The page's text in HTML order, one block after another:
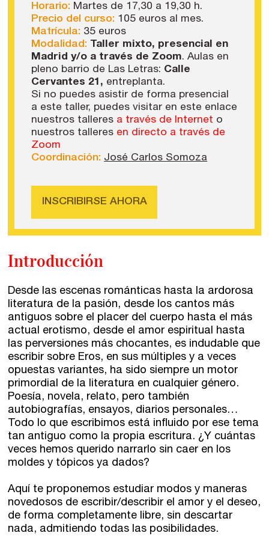
Madrid
Barcelona
Sevilla
Valencia
Alicante
Murcia
Málaga
Presenciales en Madrid
En directo a través de Zoom
Talleres de escritura
Talleres presenciales ≻
Talleres por videoconferencia
Talleres online
Intensivos de verano ≻
Recreativa 26
Cursos
Horario: Martes de 17,30 a 19,30 h.
Precio del curso: 105 euros al mes.
Matrícula: 35 euros
Modalidad: Taller mixto, presencial en
Madrid y/o a través de Zoom. Aulas en
pleno barrio de Las Letras: Calle
Cervantes 21, entreplanta.
Si no puedes asistir de forma presencial
a este taller, puedes visitar en este enlace
nuestros talleres a través de Internet o
nuestros talleres en directo a través de
Zoom
Coordinación: José Carlos Somoza
INSCRIBIRSE AHORA
Introducción
Desde las escenas románticas hasta la ardorosa
literatura de la pasión, desde los cantos más
antiguos sobre el placer del cuerpo hasta el más
actual erotismo, desde el amor espiritual hasta
las perversiones más chocantes, es indudable que
escribir sobre Eros, en sus múltiples y a veces
opuestas variantes, ha sido siempre un motor
primordial de la literatura en cualquier género.
Poesía, novela, relato, pero también
autobiografías, ensayos, diarios personales…
Todo lo que escribimos está influido por ese tema
tan antiguo como la propia escritura. ¿Y cuántas
veces hemos querido narrarlo sin caer en los
moldes y tópicos ya dados?
Aquí te proponemos estudiar modos y maneras
novedosos de escribir/describir el amor y el deseo,
de forma completamente libre, sin descartar
nada, admitiendo todas las posibilidades.